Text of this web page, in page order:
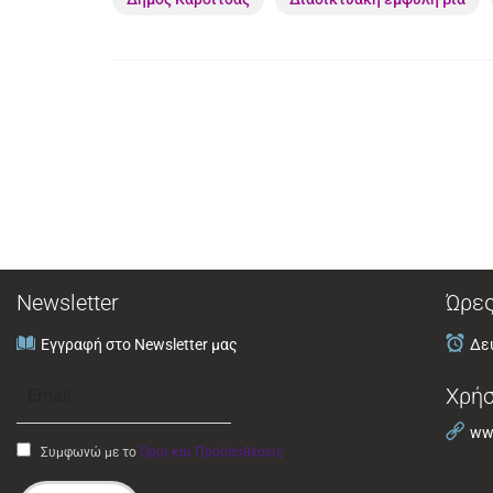
Newsletter
Εγγραφή στο Newsletter μας
Συμφωνώ με το Όροι και Προϋποθέσεις